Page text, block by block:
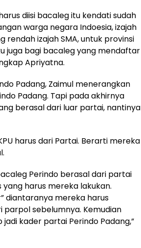
diisi bacaleg itu kendati sudah
warga negara Indoesia, izajah
izajah SMA, untuk provinsi
juga bagi bacaleg yang mendaftar
Apriyatna.
Padang, Zaimul menerangkan
Padang. Tapi pada akhirnya
berasal dari luar partai, nantinya
harus dari Partai. Berarti mereka
Perindo berasal dari partai
harus mereka lakukan.
diantaranya mereka harus
sebelumnya. Kemudian
kader partai Perindo Padang,”